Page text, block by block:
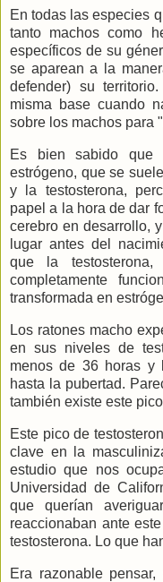
En todas las especies
tanto machos como
específicos de su
se aparean a la
defender) su
misma base cuando
sobre los machos para
Es bien sabido que
estrógeno, que se
y la testosterona,
papel a la hora de dar
cerebro en desarrollo,
lugar antes del
que la
completamente
transformada en
Los ratones macho
en sus niveles de
menos de 36 horas y
hasta la pubertad.
también existe este
Este pico de
clave en la
estudio que nos
Universidad de
que querían
reaccionaban ante
testosterona. Lo que
Era razonable